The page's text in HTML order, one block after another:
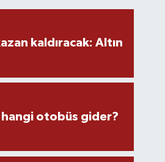
kaldıracak: Altın
otobüs gider?